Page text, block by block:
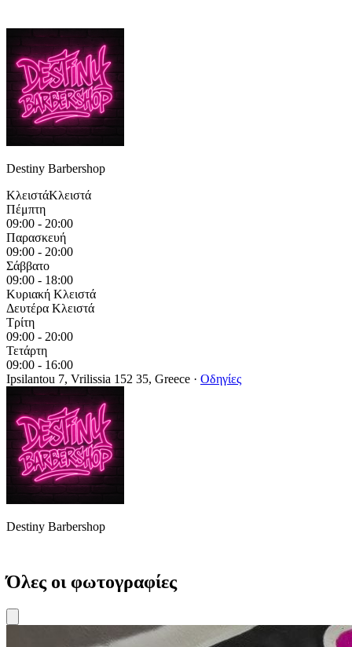
Destiny Barbershop
ΚλειστάΚλειστά
Πέμπτη
09:00 - 20:00
Παρασκευή
09:00 - 20:00
Σάββατο
09:00 - 18:00
Κυριακή Κλειστά
Δευτέρα Κλειστά
Τρίτη
09:00 - 20:00
Τετάρτη
09:00 - 16:00
Ipsilantou 7, Vrilissia 152 35, Greece · Οδηγίες
Destiny Barbershop
Όλες οι φωτογραφίες